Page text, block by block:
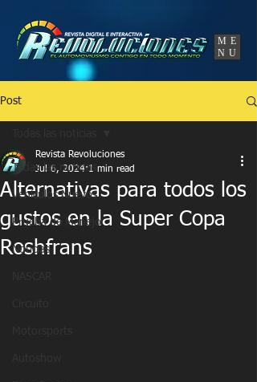
ME
NU
Post
Todas las noticias
Vehículos Nuevos
Prueba de Manejo
Noticias
Alternativas para todos los
gustos en la Super Copa
Roshfrans
Revista Revoluciones
Jul 6, 2024 1 min read